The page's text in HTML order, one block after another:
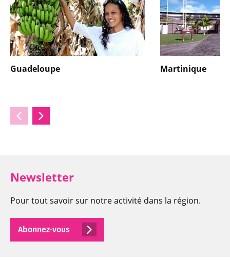
Guadeloupe Martinique
Newsletter
Pour tout savoir sur notre activité dans la région.
Abonnez-vous